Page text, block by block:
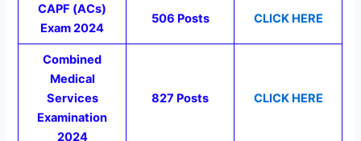
CAPF (ACs)
Exam 2024
506 Posts CLICK HERE
Combined
Medical
Services
Examination
2024
827 Posts CLICK HERE